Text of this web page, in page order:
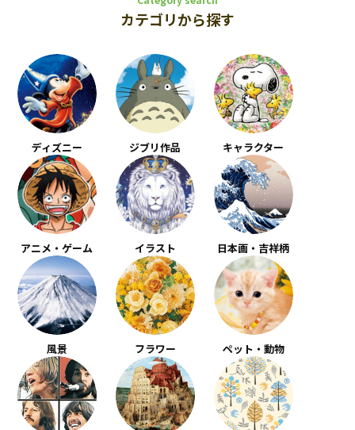
カテゴリから探す
ディズニー ジブリ作品 キャラクター
アニメ・ゲーム イラスト 日本画・吉祥柄
風景 フラワー ペット・動物